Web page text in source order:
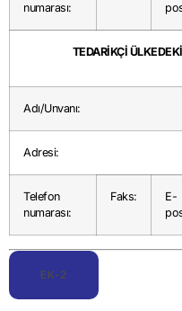
numarası:
TEDARİKÇİ
Adı/Unvanı:
Adresi:
Telefon
numarası:
Faks:
E-
EK-2